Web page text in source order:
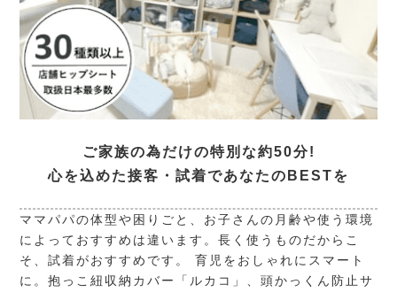
ご家族の為だけの特別な約50分!
心を込めた接客・試着であなたのBESTを
ママパパの体型や困りごと、お子さんの月齢や使う環境
によっておすすめは違います。長く使うものだからこ
そ、試着がおすすめです。 育児をおしゃれにスマート
に。抱っこ紐収納カバー「ルカコ」、頭かっくん防止サ